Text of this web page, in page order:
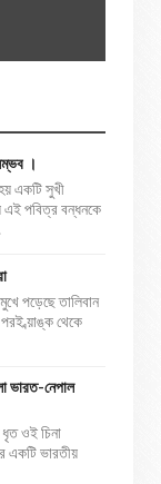
।
একটি সুখী
এই পবিত্র বন্ধনকে
পড়েছে তালিবান
ব্য়াঙ্ক থেকে
ভারত-নেপাল
ধৃত ওই চিনা
একটি ভারতীয়